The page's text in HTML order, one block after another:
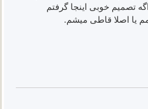
تصمیم خوبی اینجا گرفتم
یا اصلا قاطی میشم.